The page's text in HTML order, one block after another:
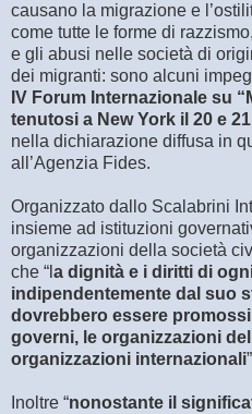
causano la migrazione e
come tutte le forme di
e gli abusi nelle società di
dei migranti: sono alcuni
IV Forum Internazionale su
tenutosi a New York il 20 e
nella dichiarazione diffusa in
all’Agenzia Fides.
Organizzato dallo Scalabrini
insieme ad istituzioni
organizzazioni della società
che “l a dignità e i diritti di
indipendentemente dal suo
dovrebbero essere
governi, le organizzazioni
organizzazioni internazionali
Inoltre “nonostante il